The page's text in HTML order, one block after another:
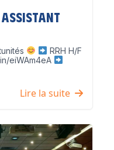
Assistant
RRH H/F
eiWAm4eA
Lire la suite